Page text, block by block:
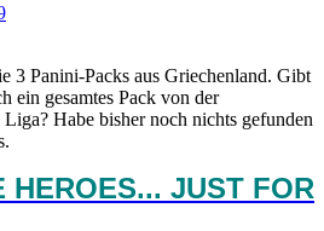
3 Panini-Packs aus Griechenland. Gibt
ein gesamtes Pack von der
Habe bisher noch nichts gefunden
HEROES... JUST FOR